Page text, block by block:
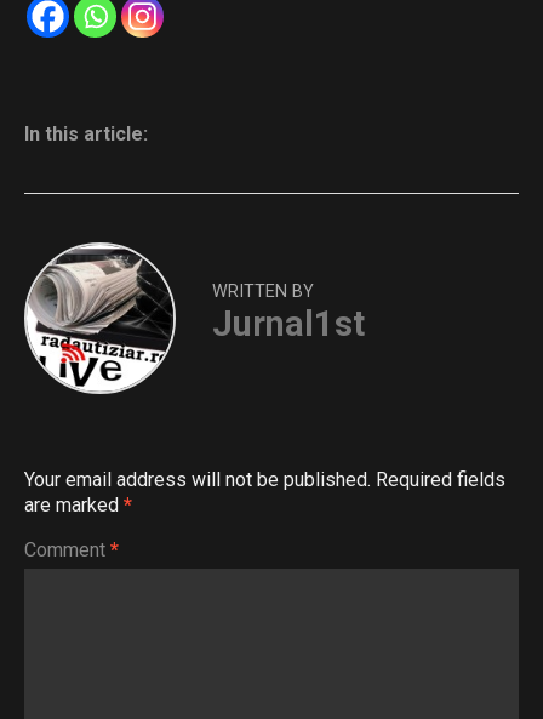
In this article:
WRITTEN BY
Jurnal1st
Your email address will not be published. Required fields
are marked *
Comment *